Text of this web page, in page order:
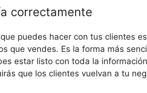
correctamente
puedes hacer con tus clientes
que vendes. Es la forma más
estar listo con toda la
que los clientes vuelvan a tu